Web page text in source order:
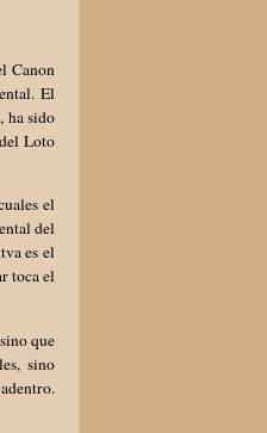
Canon
El
ha sido
Loto
el
del
es el
toca el
que
sino